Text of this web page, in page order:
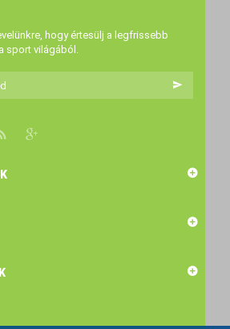
hogy értesülj a legfrissebb
sport világából.